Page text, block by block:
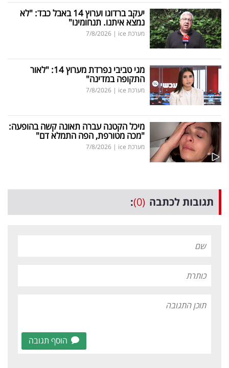
יעקב ברדוגו וערוץ 14 באבל כבד: "לא
נמצא איתנו. תנחומינו"
מערכת ice |
7/8/2026
מגי טביבי נפרדת מערוץ 14: "לאור
התקופה במדינה"
מערכת ice |
7/8/2026
מיכל הקטנה עברה תאונה קשה בהופעה:
"מכה מטורפת, הפה התמלא דם"
מערכת ice |
7/8/2026
תגובות לכתבה (0)
:
הוסף תגובה